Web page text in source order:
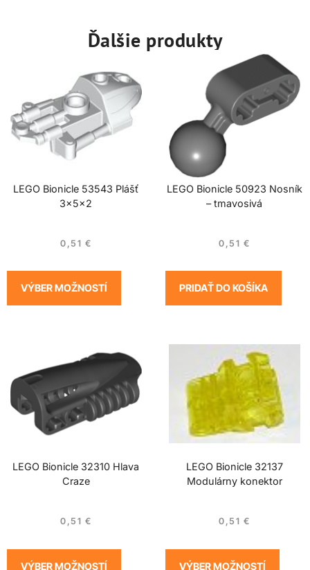
Ďalšie produkty
LEGO Bionicle 53543 Plášť
3x5x2
0,51 €
VÝBER MOŽNOSTÍ
LEGO Bionicle 50923 Nosník
– tmavosivá
0,51 €
PRIDAŤ DO KOŠÍKA
LEGO Bionicle 32310 Hlava
Craze
0,51 €
VÝBER MOŽNOSTÍ
LEGO Bionicle 32137
Modulárny konektor
0,51 €
VÝBER MOŽNOSTÍ